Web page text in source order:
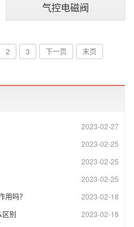
气控电磁阀
2 3 下一页 末页
2023-02-27
2023-02-25
2023-02-25
2023-02-25
2023-02-18
用吗？
2023-02-18
区别